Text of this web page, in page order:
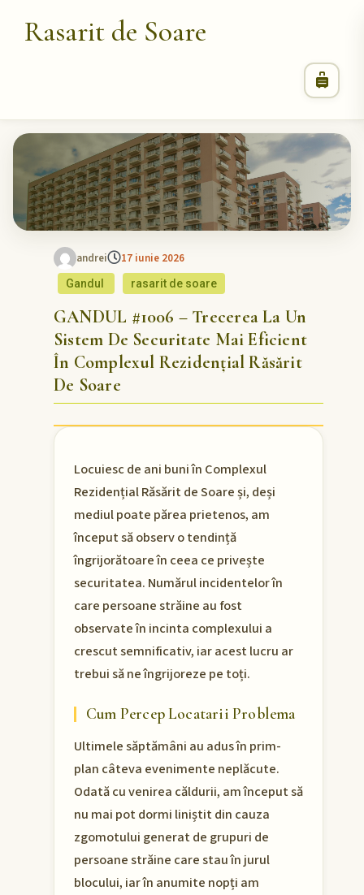
Rasarit de Soare
andrei 17 iunie 2026
Gandul rasarit de soare
GANDUL #1006 – Trecerea La Un
Sistem De Securitate Mai Eficient
În Complexul Rezidențial Răsărit
De Soare
Locuiesc de ani buni în Complexul
Rezidențial Răsărit de Soare și, deși
mediul poate părea prietenos, am
început să observ o tendință
îngrijorătoare în ceea ce privește
securitatea. Numărul incidentelor în
care persoane străine au fost
observate în incinta complexului a
crescut semnificativ, iar acest lucru ar
trebui să ne îngrijoreze pe toți.
Cum Percep Locatarii Problema
Ultimele săptămâni au adus în prim-
plan câteva evenimente neplăcute.
Odată cu venirea căldurii, am început să
nu mai pot dormi liniștit din cauza
zgomotului generat de grupuri de
persoane străine care stau în jurul
blocului, iar în anumite nopți am